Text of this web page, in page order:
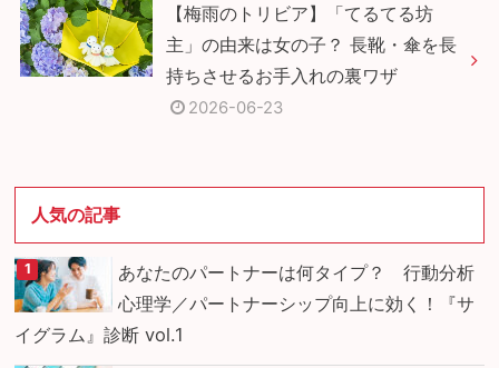
【梅雨のトリビア】「てるてる坊
主」の由来は女の子？ 長靴・傘を長
持ちさせるお手入れの裏ワザ
2026-06-23
人気の記事
あなたのパートナーは何タイプ？ 行動分析
心理学／パートナーシップ向上に効く！『サ
イグラム』診断 vol.1